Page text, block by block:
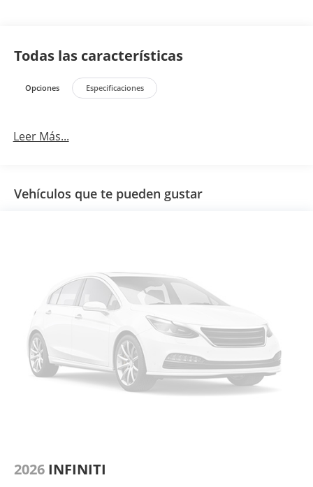
Todas las características
Opciones Especificaciones
Leer Más...
Vehículos que te pueden gustar
2026 INFINITI